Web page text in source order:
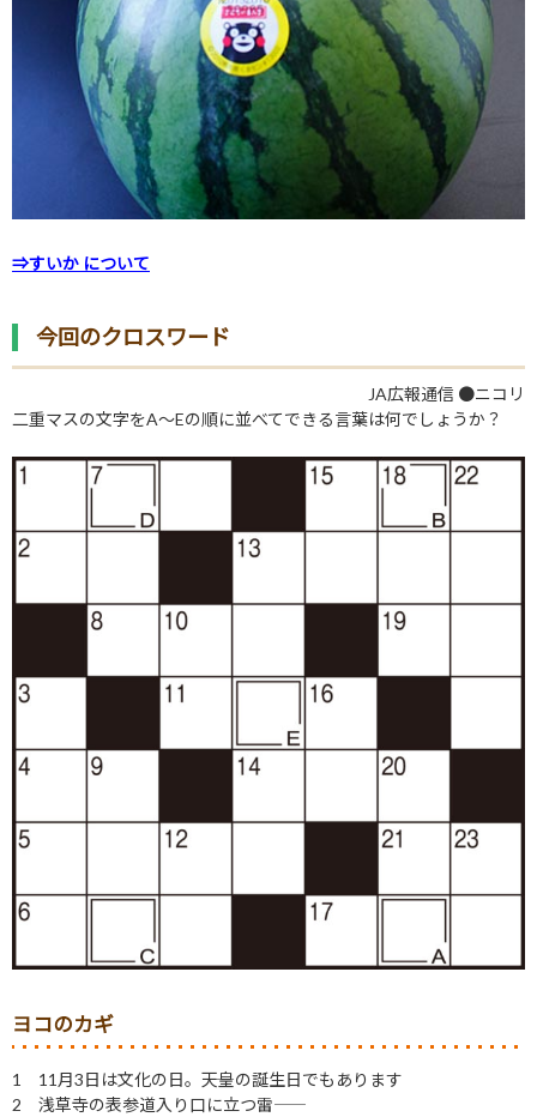
⇒すいか について
今回のクロスワード
JA広報通信 ●ニコリ
二重マスの文字をA〜Eの順に並べてできる言葉は何でしょうか？
ヨコのカギ
1 11月3日は文化の日。――天皇の誕生日でもあります
2 浅草寺の表参道入り口に立つ雷――